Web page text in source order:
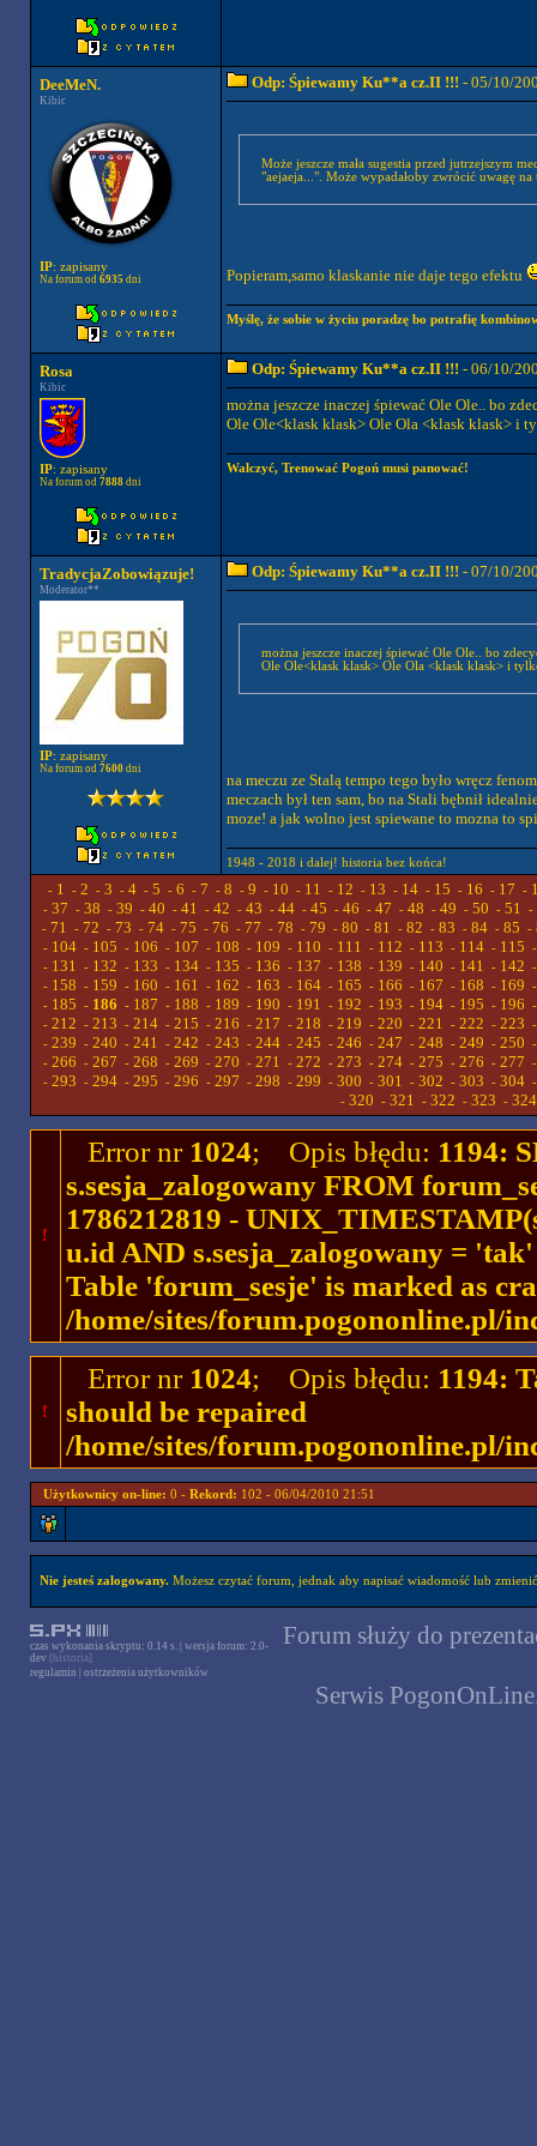
DeeMeN.
Kibic
IP: zapisany
Na forum od 6935 dni
Odp: Śpiewamy Ku**a cz.II !!! - 05/10/
Może jeszcze mała sugestia przed jutrzejszym
"aejaeja...". Może wypadałoby zwrócić uwagę
Popieram,samo klaskanie nie daje tego efektu
Myślę, że sobie w życiu poradzę bo potrafię
Rosa
Kibic
IP: zapisany
Na forum od 7888dni
Odp: Śpiewamy Ku**a cz.II !!! - 06/10/
można jeszcze inaczej śpiewać Ole Ole.. bo
Ole Ole<klask klask> Ole Ola <klask klask> i
Walczyć, Trenować Pogoń musi panować!
TradycjaZobowiązuje!
Moderator**
IP: zapisany
Na forum od 7600dni
Odp: Śpiewamy Ku**a cz.II !!! - 07/10/
można jeszcze inaczej śpiewać Ole Ole.. bo
Ole Ole<klask klask> Ole Ola <klask klask> i
na meczu ze Stalą tempo tego było wręcz
meczach był ten sam, bo na Stali bębnił
moze! a jak wolno jest spiewane to mozna to
1948 - 2018 i dalej! historia bez końca!
- 1 - 2 - 3 - 4 - 5 - 6 - 7 - 8 - 9 - 10 - 11 - 12 - 13 - 14 - 15 - 16 - 17 -
- 37 - 38 - 39 - 40 - 41 - 42 - 43 - 44- 45 - 46 - 47 - 48 - 49 - 50 - 51 -
- 71 - 72 - 73 - 74 - 75 - 76 - 77 - 78 - 79 - 80 - 81 - 82 - 83 - 84 - 85 -
- 104- 105 - 106 - 107 - 108 - 109 - 110 - 111 - 112 - 113 - 114- 115
- 131 - 132 - 133 - 134- 135 - 136 - 137 - 138 - 139 - 140 - 141 - 142
- 158 - 159 - 160 - 161 - 162 - 163 - 164- 165 - 166 - 167 - 168 - 169
- 185 - 186 - 187 - 188 - 189 - 190 - 191 - 192 - 193 - 194- 195 - 196
- 212 - 213 - 214- 215 - 216 - 217 - 218 - 219 - 220 - 221 - 222 - 223
- 239 - 240 - 241 - 242 - 243 - 244- 245 - 246 - 247 - 248 - 249 - 250
- 266 - 267 - 268 - 269 - 270 - 271 - 272 - 273 - 274- 275 - 276 - 277
- 293 - 294- 295 - 296 - 297 - 298 - 299 - 300 - 301 - 302 - 303 - 304
- 320 - 321 - 322 - 323 - 324
!
Error nr 1024; Opis błędu: 1194:
s.sesja_zalogowany FROM
1786212819 -
u.id AND s.sesja_zalogowany =
Table 'forum_sesje' is marked as
/home/sites/forum.pogononline.pl/
!
Error nr 1024; Opis błędu: 1194:
should be repaired
/home/sites/forum.pogononline.pl/
Użytkownicy on-line: 0 - Rekord: 102 - 06/04/2010 21:51
Nie jesteś zalogowany.Możesz czytać forum, jednak aby napisać wiadomość lub
czas wykonania skryptu: 0.14 s. | wersja forum: 2.0-
dev [historia]
regulamin
ostrzeżenia użytkowników
Forum służy do
Serwis